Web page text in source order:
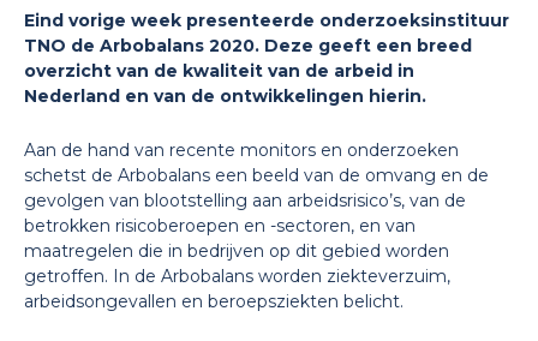
Eind vorige week presenteerde onderzoeksinstituur
TNO de Arbobalans 2020. Deze geeft een breed
overzicht van de kwaliteit van de arbeid in
Nederland en van de ontwikkelingen hierin.
Aan de hand van recente monitors en onderzoeken
schetst de Arbobalans een beeld van de omvang en de
gevolgen van blootstelling aan arbeidsrisico’s, van de
betrokken risicoberoepen en -sectoren, en van
maatregelen die in bedrijven op dit gebied worden
getroffen. In de Arbobalans worden ziekteverzuim,
arbeidsongevallen en beroepsziekten belicht.